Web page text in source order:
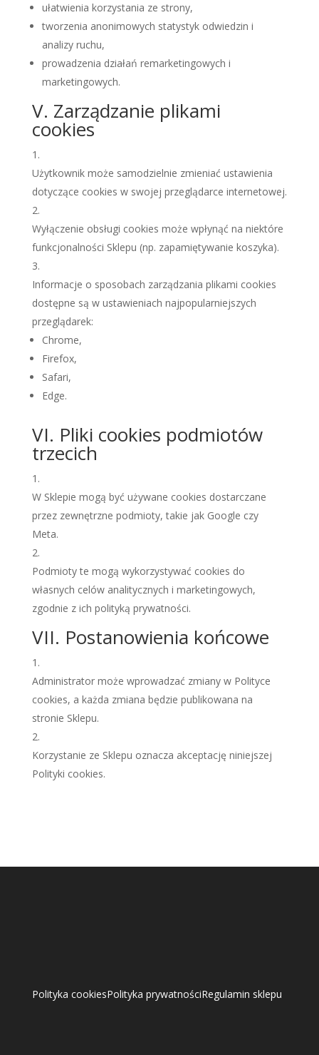
ułatwienia korzystania ze strony,
tworzenia anonimowych statystyk odwiedzin i
analizy ruchu,
prowadzenia działań remarketingowych i
marketingowych.
V. Zarządzanie plikami
cookies
Użytkownik może samodzielnie zmieniać ustawienia
dotyczące cookies w swojej przeglądarce internetowej.
Wyłączenie obsługi cookies może wpłynąć na niektóre
funkcjonalności Sklepu (np. zapamiętywanie koszyka).
Informacje o sposobach zarządzania plikami cookies
dostępne są w ustawieniach najpopularniejszych
przeglądarek:
Chrome,
Firefox,
Safari,
Edge.
VI. Pliki cookies podmiotów
trzecich
W Sklepie mogą być używane cookies dostarczane
przez zewnętrzne podmioty, takie jak Google czy
Meta.
Podmioty te mogą wykorzystywać cookies do
własnych celów analitycznych i marketingowych,
zgodnie z ich polityką prywatności.
VII. Postanowienia końcowe
Administrator może wprowadzać zmiany w Polityce
cookies, a każda zmiana będzie publikowana na
stronie Sklepu.
Korzystanie ze Sklepu oznacza akceptację niniejszej
Polityki cookies.
Polityka cookiesPolityka prywatnościRegulamin sklepu